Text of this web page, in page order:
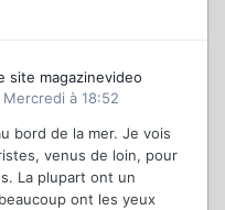
site magazinevideo
Mercredi à 18:52
bord de la mer. Je vois
venus de loin, pour
La plupart ont un
ont les yeux